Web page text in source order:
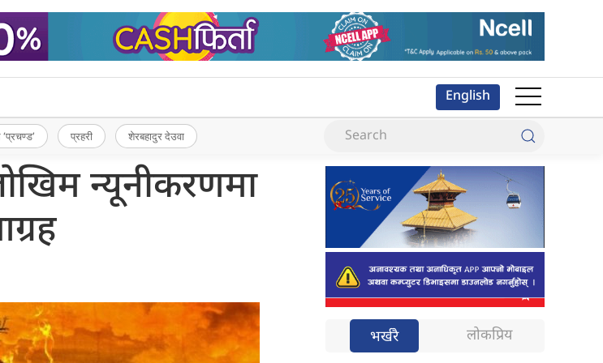
English
प्रहरी शेरबहादुर देउवा
न्यूनीकरणमा
भर्खरै लोकप्रिय